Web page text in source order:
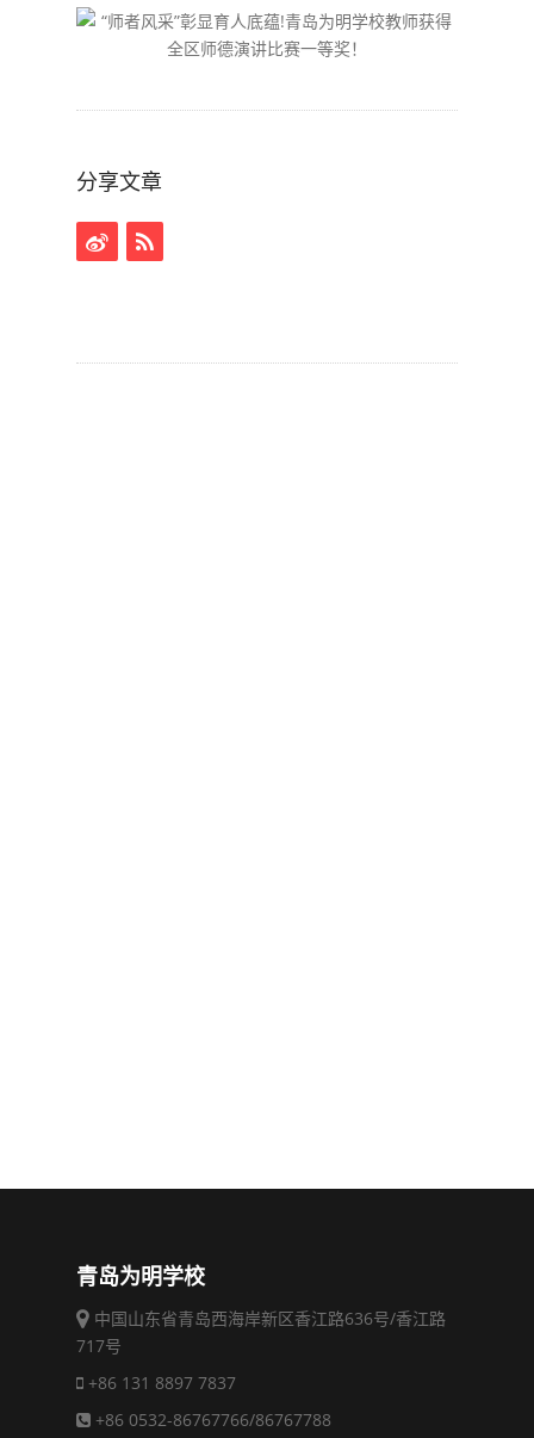
分享文章
青岛为明学校
中国山东省青岛西海岸新区香江路636号/香江路
717号
+86 131 8897 7837
+86 0532-86767766/86767788